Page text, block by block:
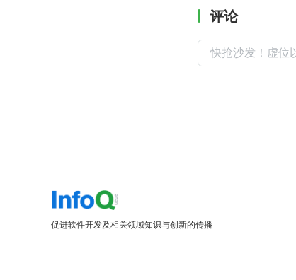
评论
促进软件开发及相关领域知识与创新的传播